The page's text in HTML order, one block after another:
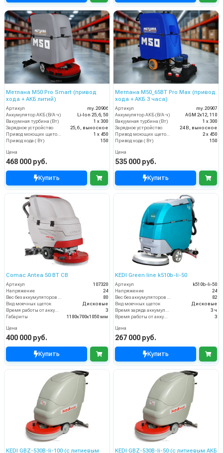
Метлана М50 Pro Smart (привод
хода + АКБ литий)
Артикул
my.20906
Аккумулятор АКБ (В/А·ч)
Li-Ion 25,6, 50
Вакуумная турбина (Вт)
1 х 300
Зарядное устройство
25,6 , выносное
1 х 450
Привод хода ( Вт)
150
Цена
468 000 руб.
Купить
Метлана М50_65BT Pro Max (привод
хода + АКБ 3 часа)
Артикул
my.20907
Аккумулятор АКБ (В/А·ч)
AGM 2х12, 110
Вакуумная турбина (Вт)
1 х 300
Зарядное устройство
24 В, выносное
2 х 450
Привод хода ( Вт)
150
Цена
535 000 руб.
Купить
Comac Antea 50 BT CB
Артикул
107320
Напряжение
24
80
Вид моечных щеток
Дисковые
Время работы от аккумуляторов (ч)
3
Габариты
1180х700х1050 мм
Цена
400 000 руб.
Купить
KEDI Green line k510b-li-50
Артикул
k510b-li-50
Напряжение
24
82
Вид моечных щеток
Дисковые
3 ч
Время работы от аккумуляторов (ч)
3
Цена
267 000 руб.
Купить
KEDI GBZ-530B-li-100 (с литиевым
KEDI GBZ-530B-li-50 (с литиевым АКБ